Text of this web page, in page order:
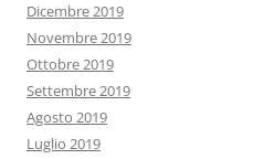
Dicembre 2019
Novembre 2019
Ottobre 2019
Settembre 2019
Agosto 2019
Luglio 2019